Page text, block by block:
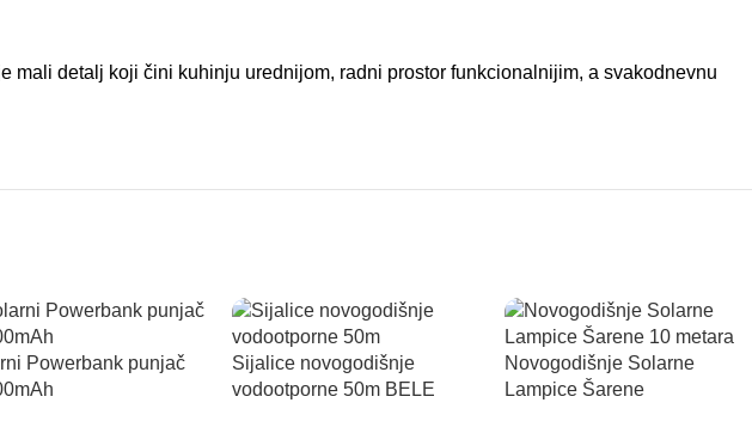
mali detalj koji čini kuhinju urednijom, radni prostor funkcionalnijim, a svakodnevnu
Powerbank punjač
Sijalice novogodišnje
vodootporne 50m BELE
Novogodišnje Solarne
Lampice Šarene